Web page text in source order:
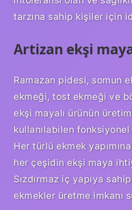
tarzına sahip kişiler için
Artizan ekşi
Ramazan pidesi, somun
ekmeği, tost ekmeği ve
ekşi mayalı ürünün
kullanılabilen
Her türlü ekmek
her çeşidin ekşi maya
Sızdırmaz iç yapıya
ekmekler üretme imkanı